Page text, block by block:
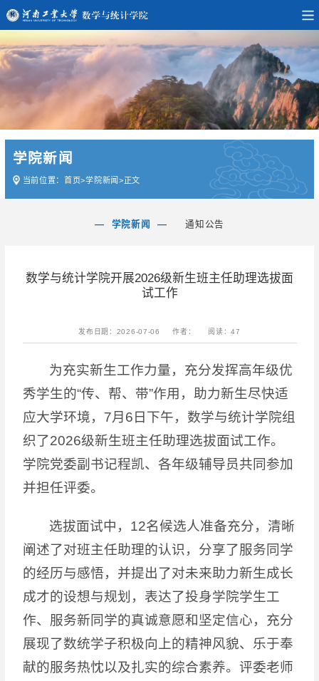
学院新闻
当前位置： 首页>学院新闻 >正文
学院新闻 通知公告
数学与统计学院开展2026级新生班主任助理选拔面
试工作
发布日期：2026-07-06 作者： 阅读：47
为充实新生工作力量，充分发挥高年级优
秀学生的“传、帮、带”作用，助力新生尽快适
应大学环境，7月6日下午，数学与统计学院组
织了2026级新生班主任助理选拔面试工作。
学院党委副书记程凯、各年级辅导员共同参加
并担任评委。
选拔面试中，12名候选人准备充分，清晰
阐述了对班主任助理的认识，分享了服务同学
的经历与感悟，并提出了对未来助力新生成长
成才的设想与规划，表达了投身学院学生工
作、服务新同学的真诚意愿和坚定信心，充分
展现了数统学子积极向上的精神风貌、乐于奉
献的服务热忱以及扎实的综合素养。评委老师